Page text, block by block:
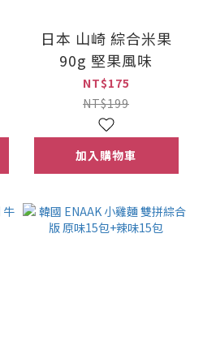
日本 山崎 綜合米果
90g 堅果風味
NT$175
NT$199
加入購物車